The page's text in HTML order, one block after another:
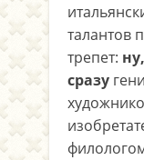
талантов
трепет:
сразу